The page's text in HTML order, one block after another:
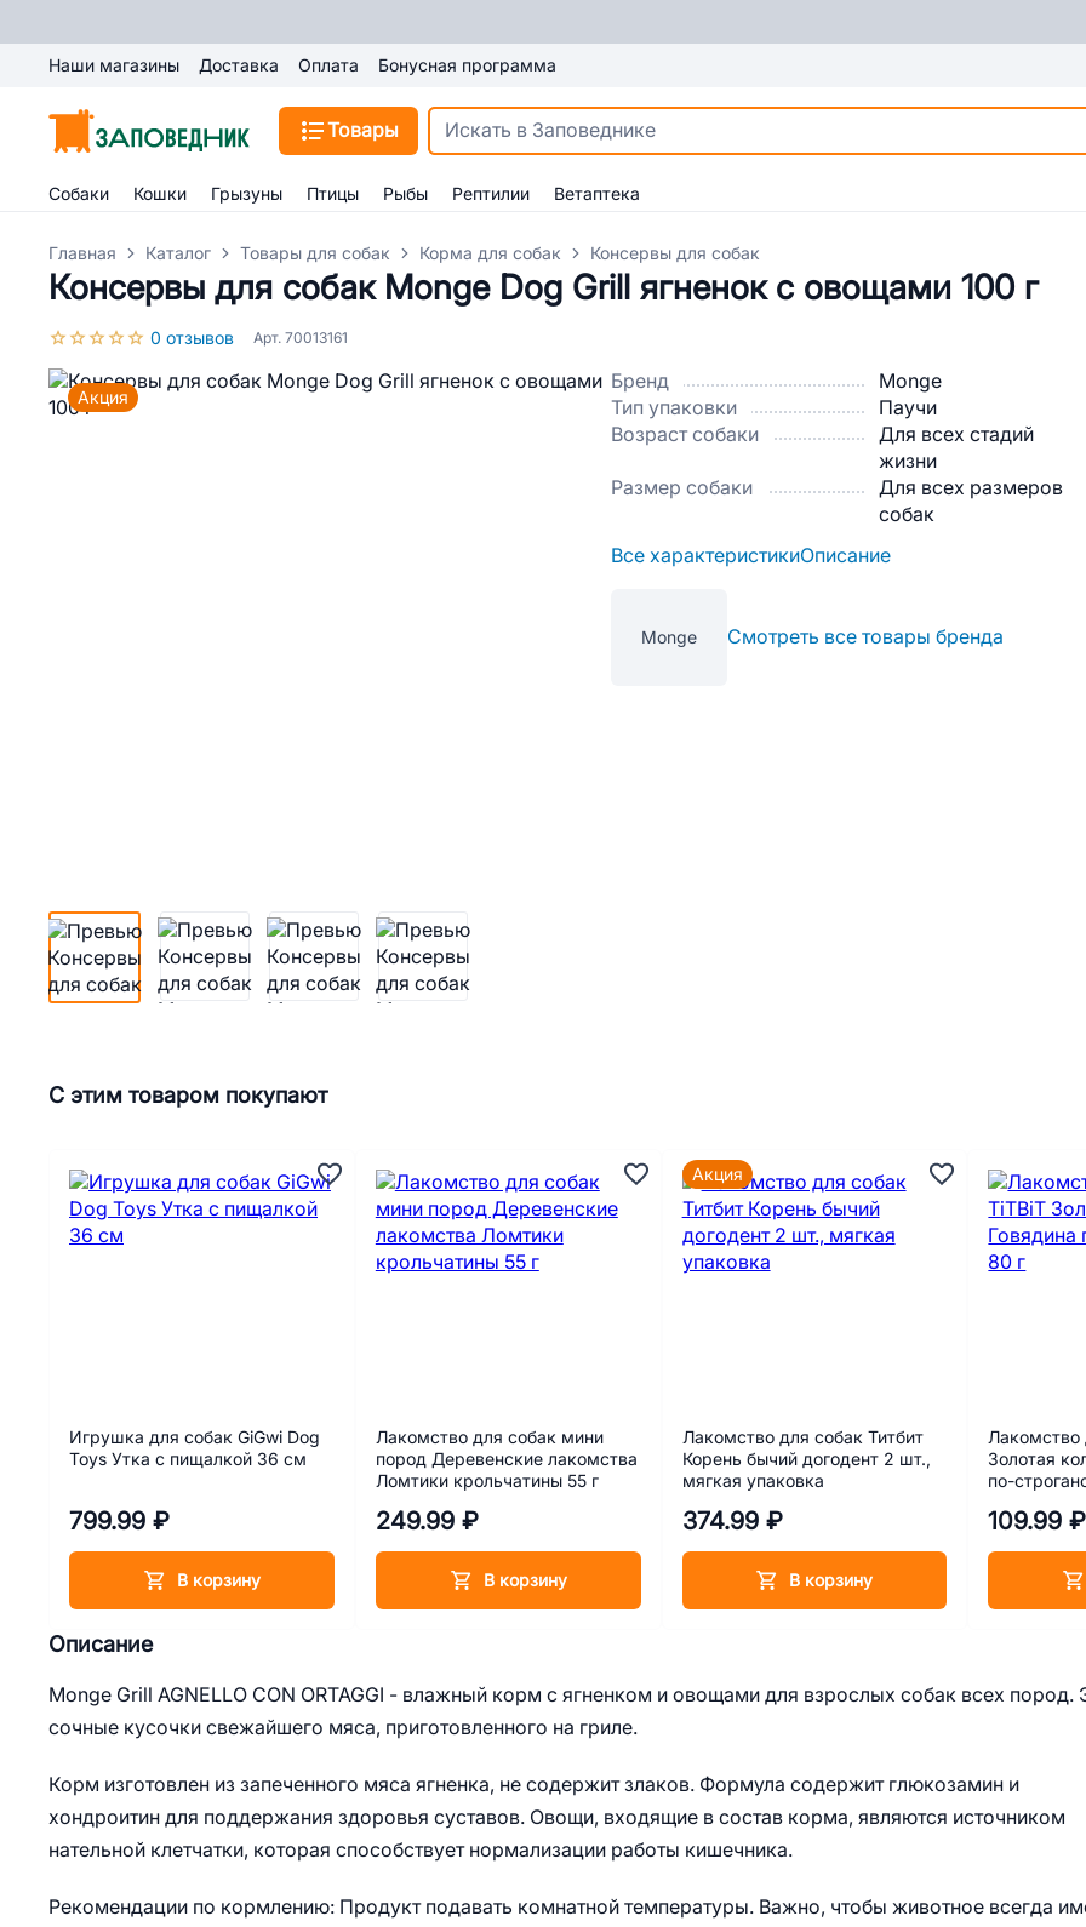
Наши магазины Доставка Оплата Бонусная программа
Товары
Собаки Кошки Грызуны Птицы Рыбы Рептилии Ветаптека
Главная Каталог Товары для собак Корма для собак Консервы для собак
Консервы для собак Monge Dog Grill ягненок с овощами 100 г
0 отзывов Арт. 70013161
Акция
Бренд
Monge
Тип упаковки
Паучи
Возраст собаки
Для всех стадий
жизни
Размер собаки
Для всех размеров
собак
Все характеристикиОписание
Monge Смотреть все товары бренда
Описание
Monge Grill AGNELLO CON ORTAGGI - влажный корм с ягненком и овощами для взрослых собак всех пород.
сочные кусочки свежайшего мяса, приготовленного на гриле.
Корм изготовлен из запеченного мяса ягненка, не содержит злаков. Формула содержит глюкозамин и
хондроитин для поддержания здоровья суставов. Овощи, входящие в состав корма, являются источником
нательной клетчатки, которая способствует нормализации работы кишечника.
Рекомендации по кормлению: Продукт подавать комнатной температуры. Важно, чтобы животное всегда
С этим товаром покупают
Игрушка для собак GiGwi Dog
Toys Утка с пищалкой 36 см
799.99 ₽
В корзину
Лакомство для собак мини
пород Деревенские лакомства
Ломтики крольчатины 55 г
249.99 ₽
В корзину
Лакомство для собак Титбит
Корень бычий догодент 2 шт.,
мягкая упаковка
374.99 ₽
В корзину
Акция
Лакомство
Золотая
по-
109.99 ₽